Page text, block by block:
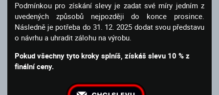
Podmínkou pro získání slevy je zadat své míry jedním z
uvedených způsobů nejpozději do konce prosince.
Následně je potřeba do 31. 12. 2025 dodat svou představu
o návrhu a uhradit zálohu na výrobu.
Pokud všechny tyto kroky splníš, získáš slevu 10 % z
finální ceny.